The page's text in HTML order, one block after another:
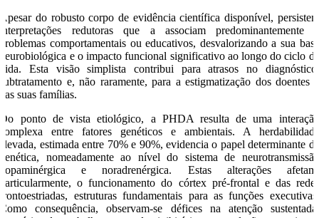
Apesar do robusto corpo de evidência científica disponível, persistem
interpretações redutoras que a associam predominantemente a
problemas comportamentais ou educativos, desvalorizando a sua base
neurobiológica e o impacto funcional significativo ao longo do ciclo de
vida. Esta visão simplista contribui para atrasos no diagnóstico,
subtratamento e, não raramente, para a estigmatização dos doentes e
das suas famílias.
Do ponto de vista etiológico, a PHDA resulta de uma interação
complexa entre fatores genéticos e ambientais. A herdabilidade
elevada, estimada entre 70% e 90%, evidencia o papel determinante da
genética, nomeadamente ao nível do sistema de neurotransmissão
dopaminérgica e noradrenérgica. Estas alterações afetam,
particularmente, o funcionamento do córtex pré-frontal e das redes
frontoestriadas, estruturas fundamentais para as funções executivas.
Como consequência, observam-se défices na atenção sustentada,